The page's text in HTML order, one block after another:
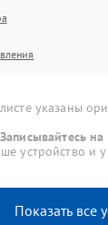
указаны
Записывайтесь
устройство и
Показать все